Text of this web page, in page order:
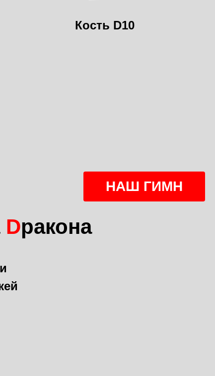
НАШ ГИМН
Кость D10
Dракона